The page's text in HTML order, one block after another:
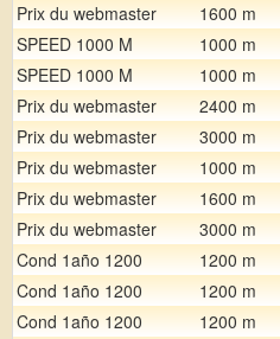
Prix du webmaster
1600 m
SPEED 1000 M
1000 m
SPEED 1000 M
1000 m
Prix du webmaster
2400 m
Prix du webmaster
3000 m
Prix du webmaster
1000 m
Prix du webmaster
1600 m
Prix du webmaster
3000 m
Cond 1año 1200
1200 m
Cond 1año 1200
1200 m
Cond 1año 1200
1200 m